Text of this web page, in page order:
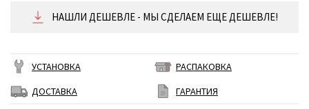
от 225 ₴/месяц
НАШЛИ ДЕШЕВЛЕ - МЫ СДЕЛАЕМ ЕЩЕ ДЕШЕВЛЕ!
УСТАНОВКА
РАСПАКОВКА
ДОСТАВКА
ГАРАНТИЯ